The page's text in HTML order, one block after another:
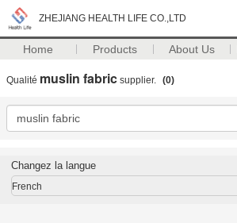
ZHEJIANG HEALTH LIFE CO.,LTD
Home Products About Us
Qualité muslin fabric supplier. (0)
Changez la langue
French